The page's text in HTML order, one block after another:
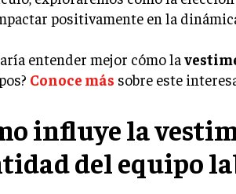
positivamente en la
entender mejor cómo la
Conoce más sobre este
influye la
del equipo